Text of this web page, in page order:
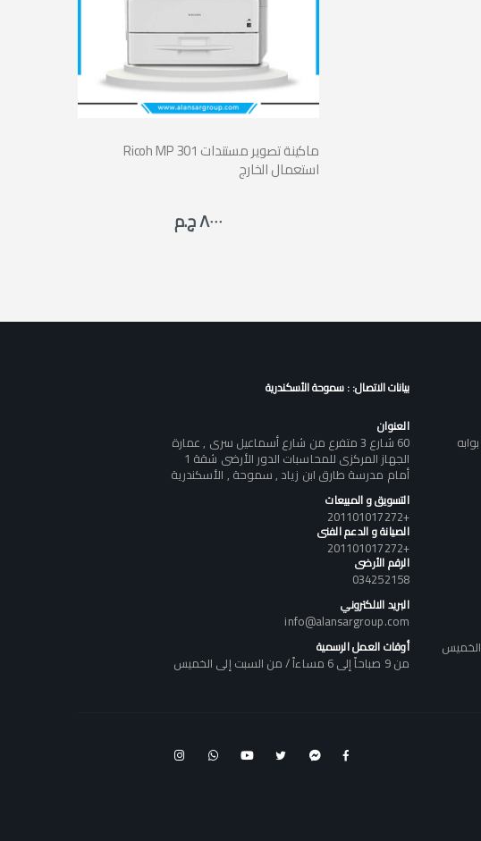
Ricoh MP 301 ماكينة تصوير مستندات
استعمال الخارج
٨٠٠٠ ج.م
بيانات الاتصال: : سموحة الأسكندرية
العنوان
60 شارع 3 متفرع من شارع أسماعيل سرى , عمارة
الجهاز المركزى للمحاسبات الدور الأرضى شقة 1
أمام مدرسة طارق ابن زياد , سموحة , الأسكندرية
التسويق و المبيعات
+201101017272
الصيانة و الدعم الفنى
+201101017272
الرقم الأرضى
034252158
البريد الالكتروني
info@alansargroup.com
أوقات العمل الرسمية
من 9 صباحاً إلى 6 مساءاً / من السبت إلى الخميس